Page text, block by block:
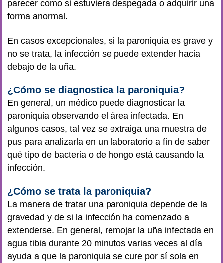
parecer como si estuviera despegada o adquirir una
forma anormal.
En casos excepcionales, si la paroniquia es grave y
no se trata, la infección se puede extender hacia
debajo de la uña.
¿Cómo se diagnostica la paroniquia?
En general, un médico puede diagnosticar la
paroniquia observando el área infectada. En
algunos casos, tal vez se extraiga una muestra de
pus para analizarla en un laboratorio a fin de saber
qué tipo de bacteria o de hongo está causando la
infección.
¿Cómo se trata la paroniquia?
La manera de tratar una paroniquia depende de la
gravedad y de si la infección ha comenzado a
extenderse. En general, remojar la uña infectada en
agua tibia durante 20 minutos varias veces al día
ayuda a que la paroniquia se cure por sí sola en